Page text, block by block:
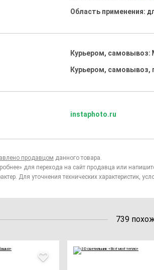
Область применения:
Курьером, самовывоз:
Курьером, самовывоз,
instaphoto.ru
продавцом данного товара.
для перехода на сайт продавца или
Для уточнения технических характеристик,
739